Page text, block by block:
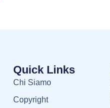
Quick Links
Chi Siamo
Copyright